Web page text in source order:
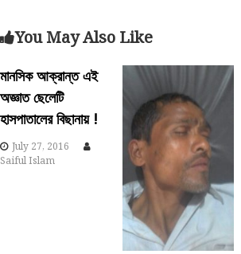
s
t
n
a
v
You May Also Like
মানসিক আক্রান্ত এই
অজ্ঞাত ছেলেটি
হাসপাতালের বিছানায় !
July 27, 2016
Saiful Islam